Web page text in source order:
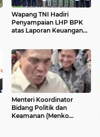
Wapang TNI Hadiri
Penyampaian LHP BPK
atas Laporan Keuangan
Menteri Koordinator
Bidang Politik dan
Keamanan (Menko